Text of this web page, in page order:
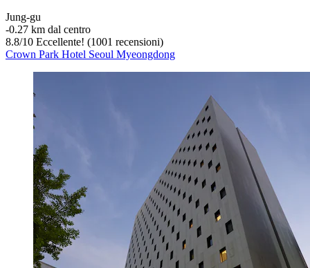
Jung-gu
‐0.27 km dal centro
8.8/10 Eccellente! (1001 recensioni)
Crown Park Hotel Seoul Myeongdong